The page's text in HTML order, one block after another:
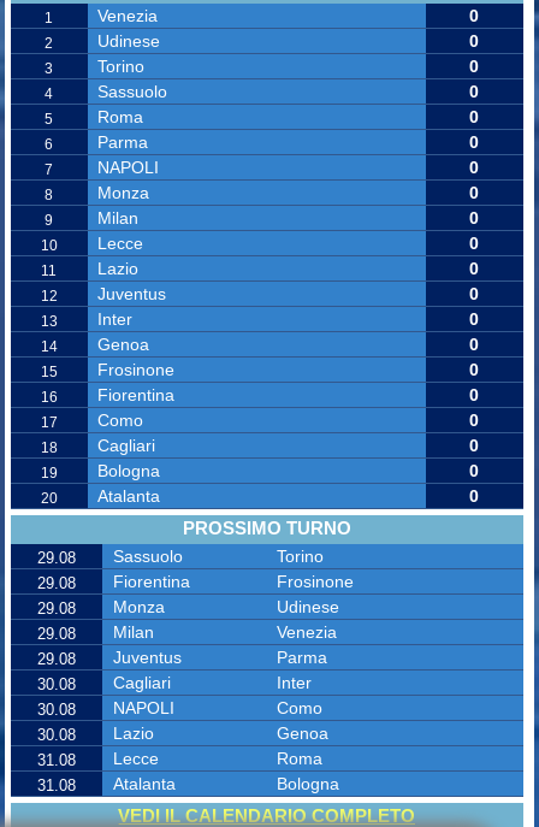
1 Venezia 0
2 Udinese 0
3 Torino 0
4 Sassuolo 0
5 Roma 0
6 Parma 0
7 NAPOLI 0
8 Monza 0
9 Milan 0
10 Lecce 0
11 Lazio 0
12 Juventus 0
13 Inter 0
14 Genoa 0
15 Frosinone 0
16 Fiorentina 0
17 Como 0
18 Cagliari 0
19 Bologna 0
20 Atalanta 0
PROSSIMO TURNO
29.08 Sassuolo Torino
29.08 Fiorentina Frosinone
29.08 Monza Udinese
29.08 Milan Venezia
29.08 Juventus Parma
30.08 Cagliari Inter
30.08 NAPOLI Como
30.08 Lazio Genoa
31.08 Lecce Roma
31.08 Atalanta Bologna
VEDI IL CALENDARIO COMPLETO